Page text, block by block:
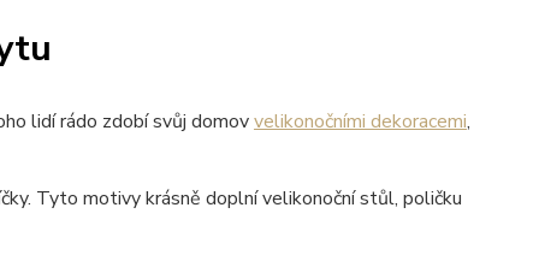
lidí rádo zdobí svůj domovvelikonočními dekoracemi,
Tyto motivy krásně doplní velikonoční stůl, poličku